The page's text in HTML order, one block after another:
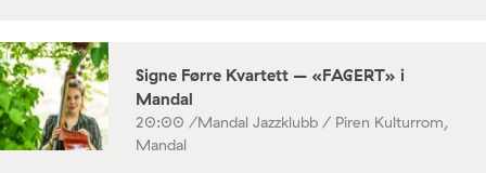
Signe Førre Kvartett – «FAGERT» i
Mandal
20:00 /Mandal Jazzklubb / Piren Kulturrom,
Mandal